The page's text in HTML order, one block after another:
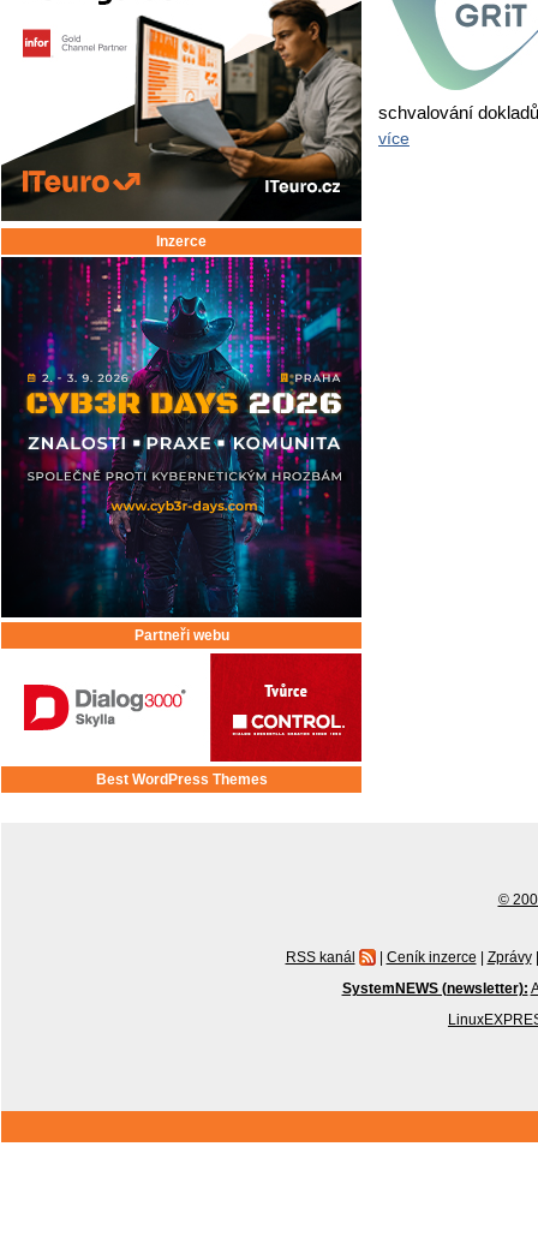
Inzerce
Partneři webu
Best WordPress Themes
schvalování
více
©
RSS kanál | Ceník inzerce | Zprávy |
SystemNEWS (newsletter):